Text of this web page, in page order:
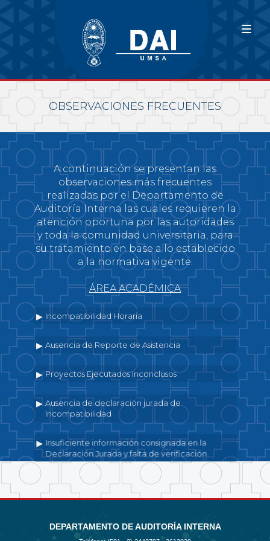
OBSERVACIONES FRECUENTES
A continuación se presentan las
observaciones más frecuentes
realizadas por el Departamento de
Auditoría Interna las cuales requieren la
atención oportuna por las autoridades
y toda la comunidad universitaria, para
su tratamiento en base a lo establecido
a la normativa vigente.
ÁREA ACADÉMICA
Incompatibilidad Horaria
Ausencia de Reporte de Asistencia
Proyectos Ejecutados Inconclusos
Ausencia de declaración jurada de
Incompatibilidad
Insuficiente información consignada en la
Declaración Jurada y falta de verificación
DEPARTAMENTO DE AUDITORÍA INTERNA